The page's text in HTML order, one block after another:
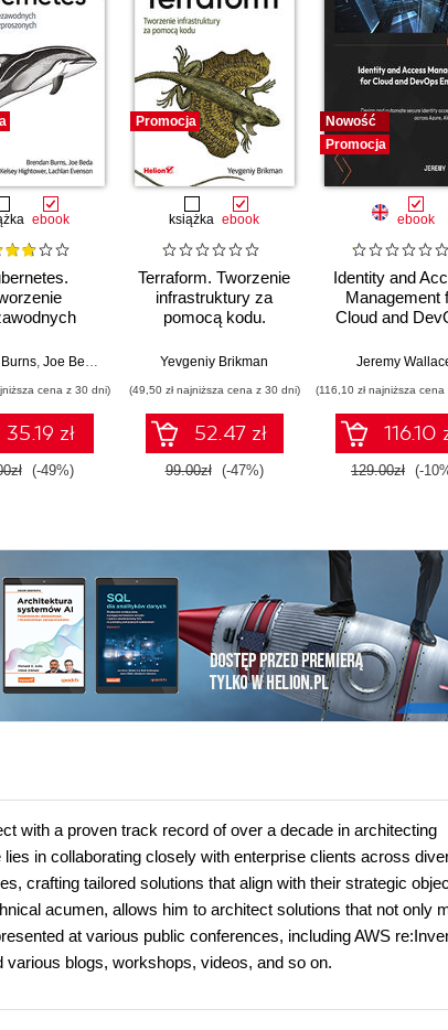
ebook
, Joe Beda Kelsey Hightower, Lachlan Evenson
cena z 30 dni)
35.19 zł
(-49%)
Promocja
książka ebook
Terraform. Tworzenie
infrastruktury za
pomocą kodu.
Yevgeniy Brikman
(49,50 zł najniższa cena z 30 dni)
52.47 zł
99.00zł (-47%)
Nowość
Promocja
ebook
Identity and
Management
Cloud and
and automate
strategies
Azure, AWS,
GCP
Jeremy
(116,10 zł najniższa
116.10
129.00zł (-
with a proven track record of over a decade in architecting
in collaborating closely with enterprise clients across
crafting tailored solutions that align with their strategic
acumen, allows him to architect solutions that not only
at various public conferences, including AWS
blogs, workshops, videos, and so on.